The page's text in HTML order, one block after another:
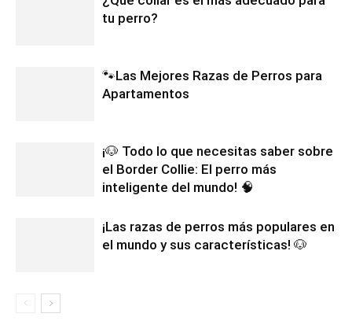
tu perro?
🐾Las Mejores Razas de Perros para
Apartamentos
¡🐶 Todo lo que necesitas saber sobre
el Border Collie: El perro más
inteligente del mundo! 🧠
¡Las razas de perros más populares en
el mundo y sus características! 🐶